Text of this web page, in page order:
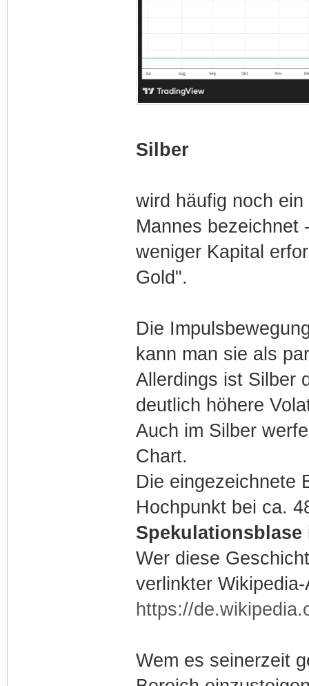
Silber
wird häufig noch
Mannes bezeichnet
weniger Kapital
Gold".
Die
kann man sie als
Allerdings ist Silber
deutlich höhere
Auch im Silber
Chart.
Die eingezeichnete
Hochpunkt bei ca.
Spekulationsblase
Wer diese
verlinkter
https://
Wem es seinerzeit